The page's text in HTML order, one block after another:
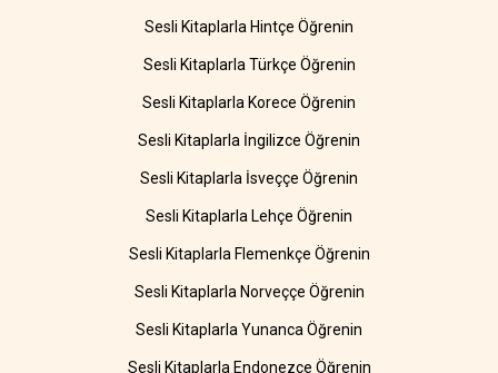
Sesli Kitaplarla Hintçe Öğrenin
Sesli Kitaplarla Türkçe Öğrenin
Sesli Kitaplarla Korece Öğrenin
Sesli Kitaplarla İngilizce Öğrenin
Sesli Kitaplarla İsveççe Öğrenin
Sesli Kitaplarla Lehçe Öğrenin
Sesli Kitaplarla Flemenkçe Öğrenin
Sesli Kitaplarla Norveççe Öğrenin
Sesli Kitaplarla Yunanca Öğrenin
Sesli Kitaplarla Endonezce Öğrenin